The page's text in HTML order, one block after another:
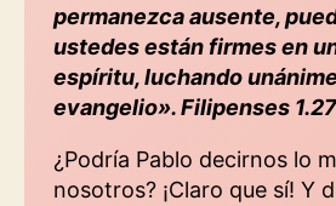
permanezca ausente,
ustedes están firmes en
espíritu, luchando
evangelio». Filipenses 1.27
¿Podría Pablo decirnos lo
nosotros? ¡Claro que sí! Y